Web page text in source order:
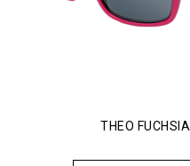
THEO FUCHSIA